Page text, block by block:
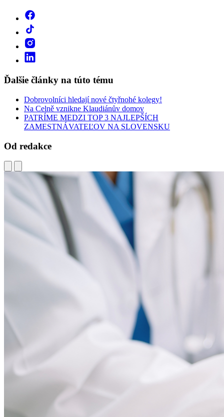
Ďalšie články na túto tému
Dobrovolníci hledají nové čtyřnohé kolegy!
Na Celně vznikne Klaudiánův domov
PATRÍME MEDZI TOP 3 NAJLEPŠÍCH
ZAMESTNÁVATEĽOV NA SLOVENSKU
Od redakce